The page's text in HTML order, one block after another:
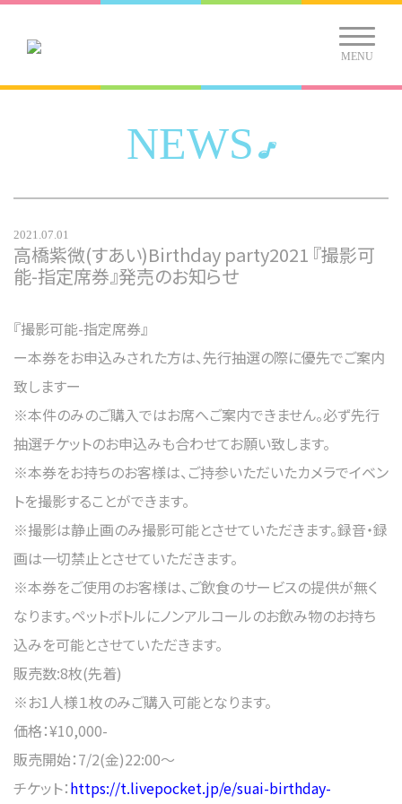
MENU
NEWS
2021.07.01
高橋紫微(すあい)Birthday party2021 『撮影可
能-指定席券』発売のお知らせ
『撮影可能-指定席券』
ー本券をお申込みされた方は、先行抽選の際に優先でご案内
致しますー
※本件のみのご購入ではお席へご案内できません。必ず先行
抽選チケットのお申込みも合わせてお願い致します。
※本券をお持ちのお客様は、ご持参いただいたカメラでイベン
トを撮影することができます。
※撮影は静止画のみ撮影可能とさせていただきます。録音・録
画は一切禁止とさせていただきます。
※本券をご使用のお客様は、ご飲食のサービスの提供が無く
なります。ペットボトルにノンアルコールのお飲み物のお持ち
込みを可能とさせていただきます。
販売数:8枚(先着)
※お1人様１枚のみご購入可能となります。
価格：¥10,000-
販売開始：7/2(金)22:00～
チケット：https://t.livepocket.jp/e/suai-birthday-